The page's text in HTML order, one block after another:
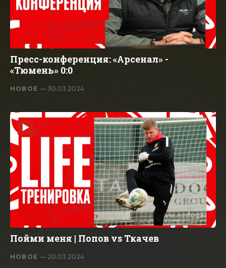
Пресс-конференция: «Арсенал» -
«Тюмень» 0:0
НОВОЕ— 30.03.2024
Пойми меня | Попов vs Ткачев
НОВОЕ— 20.03.2024